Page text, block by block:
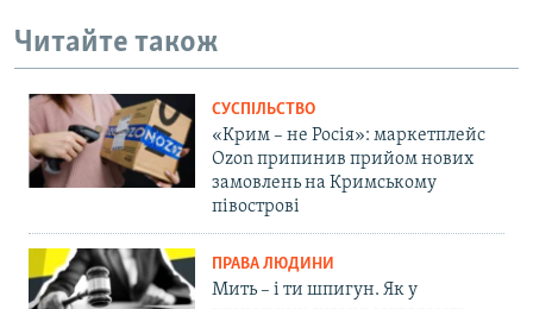
Читайте також
СУСПІЛЬСТВО
«Крим – не Росія»: маркетплейс
Ozon припинив прийом нових
замовлень на Кримському
півострові
ПРАВА ЛЮДИНИ
Мить – і ти шпигун. Як у